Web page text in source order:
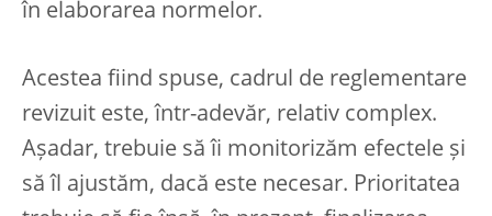
în elaborarea normelor.
Acestea fiind spuse, cadrul de reglementare
revizuit este, într-adevăr, relativ complex.
Așadar, trebuie să îi monitorizăm efectele și
să îl ajustăm, dacă este necesar. Prioritatea